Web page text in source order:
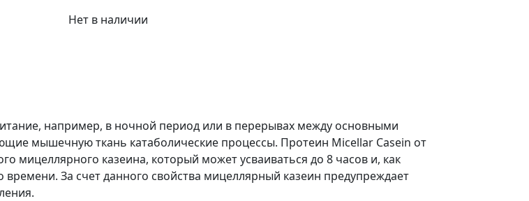
Нет в наличии
например, в ночной период или в перерывах между основными
мышечную ткань катаболические процессы. Протеин Micellar Casein от
мицеллярного казеина, который может усваиваться до 8 часов и, как
За счет данного свойства мицеллярный казеин предупреждает